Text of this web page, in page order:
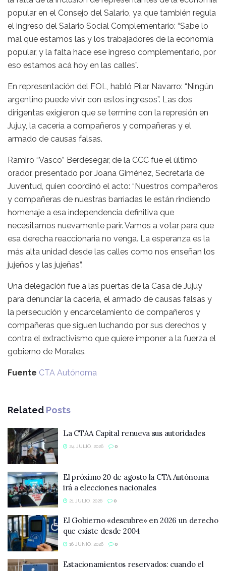
popular en el Consejo del Salario, ya que también regula
el ingreso del Salario Social Complementario: “Sabe lo
mal que estamos las y los trabajadores de la economía
popular, y la falta hace ese ingreso complementario, por
eso estamos acá hoy en las calles”.
En representación del FOL, habló Pilar Navarro: “Ningún
argentino puede vivir con estos ingresos”. Las dos
dirigentas exigieron que se termine con la represión en
Jujuy, la cacería a compañeros y compañeras y el
armado de causas falsas.
Ramiro “Vasco” Berdesegar, de la CCC fue el último
orador, presentado por Joana Giménez, Secretaria de
Juventud, quien coordinó el acto: “Nuestros compañeros
y compañeras de nuestras barriadas le están rindiendo
homenaje a esa independencia definitiva que
necesitamos nuevamente parir. Vamos a votar para que
esa derecha reaccionaria no venga. La esperanza es la
más alta unidad desde las calles como nos enseñan los
jujeños y las jujeñas”.
Una delegación fue a las puertas de la Casa de Jujuy
para denunciar la cacería, el armado de causas falsas y
la persecución y encarcelamiento de compañeros y
compañeras que siguen luchando por sus derechos y
contra el extractivismo que quiere imponer a la fuerza el
gobierno de Morales.
Fuente CTA Autónoma
Related Posts
La CTAA Capital renueva sus autoridades
24 JULIO, 2026 0
El próximo 20 de agosto la CTA Autónoma
irá a elecciones nacionales
21 JULIO, 2026 0
El Gobierno «descubre» en 2026 un derecho
que existe desde 2004
16 JUNIO, 2026 0
Estacionamientos reservados: cuando el